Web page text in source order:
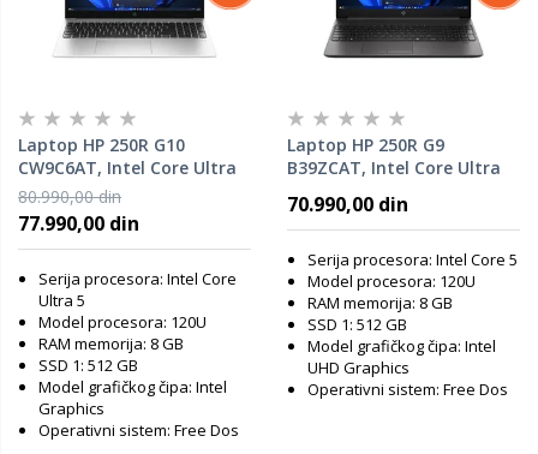
Laptop HP 250R G10
CW9C6AT, Intel Core Ultra
5-120U, 8GB RAM, 512GB
SSD, DOS
80.990,00 din
77.990,00 din
Serija procesora: Intel Core
Ultra 5
Model procesora: 120U
RAM memorija: 8 GB
SSD 1: 512 GB
Model grafičkog čipa: Intel
Graphics
Operativni sistem: Free Dos
Laptop HP 250R G9
B39ZCAT, Intel Core Ultra
SSD, DOS
70.990,00 din
Serija procesora: Intel Core 5
Model procesora: 120U
RAM memorija: 8 GB
SSD 1: 512 GB
Model grafičkog čipa: Intel
UHD Graphics
Operativni sistem: Free Dos